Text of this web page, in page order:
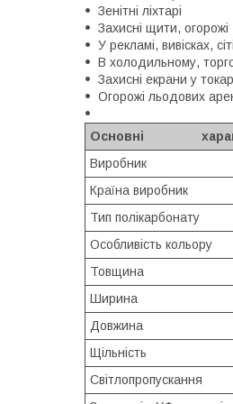
Зенітні ліхтарі
Захисні щити, огорожі
У рекламі, вивісках,
В холодильному,
Захисні екрани у
Огорожі льодових
Основні
Виробник
Країна виробник
Тип полікарбонату
Особливість кольору
Товщина
Ширина
Довжина
Щільність
Світлопропускання